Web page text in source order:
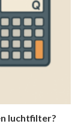
luchtfilter?